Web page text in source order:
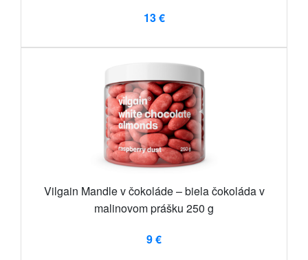
13 €
Vilgain Mandle v čokoláde – biela čokoláda v
malinovom prášku 250 g
9 €